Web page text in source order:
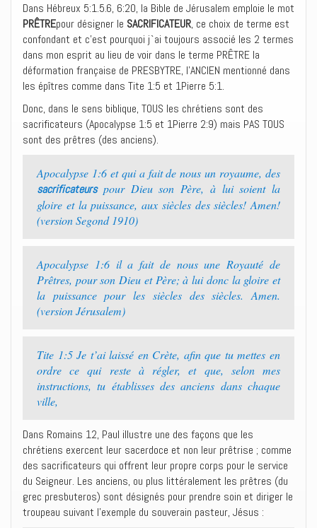
Dans Hébreux 5:1.5.6, 6:20, la Bible de Jérusalem emploie le mot
PRÊTREpour désigner le SACRIFICATEUR, ce choix de terme est
confondant et c’est pourquoi j`ai toujours associé les 2 termes
dans mon esprit au lieu de voir dans le terme PRÊTRE la
déformation française de PRESBYTRE, l’ANCIEN mentionné dans
les épîtres comme dans Tite 1:5 et 1Pierre 5:1.
Donc, dans le sens biblique, TOUS les chrétiens sont des
sacrificateurs (Apocalypse 1:5 et 1Pierre 2:9) mais PAS TOUS
sont des prêtres (des anciens).
Apocalypse 1:6 et qui a fait de nous un royaume, des
sacrificateurs pour Dieu son Père, à lui soient la
gloire et la puissance, aux siècles des siècles! Amen!
(version Segond 1910)
Apocalypse 1:6 il a fait de nous une Royauté de
Prêtres, pour son Dieu et Père; à lui donc la gloire et
la puissance pour les siècles des siècles. Amen.
(version Jérusalem)
Tite 1:5 Je t’ai laissé en Crète, afin que tu mettes en
ordre ce qui reste à régler, et que, selon mes
instructions, tu établisses des anciens dans chaque
ville,
Dans Romains 12, Paul illustre une des façons que les
chrétiens exercent leur sacerdoce et non leur prêtrise ; comme
des sacrificateurs qui offrent leur propre corps pour le service
du Seigneur. Les anciens, ou plus littéralement les prêtres (du
grec presbuteros) sont désignés pour prendre soin et diriger le
troupeau suivant l’exemple du souverain pasteur, Jésus :